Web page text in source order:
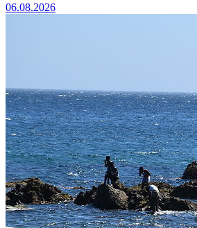
06.08.2026